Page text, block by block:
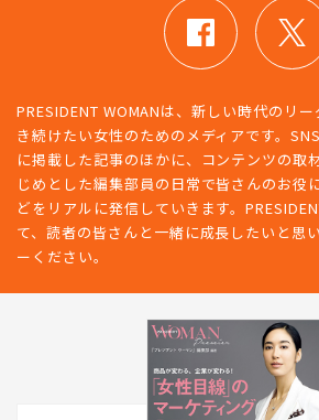
PRESIDENT WOMANは、新しい時代のリ
き続けたい女性のためのメディアです。
に掲載した記事のほかに、コンテンツの取
じめとした編集部員の日常で皆さんのお役
どをリアルに発信していきます。
て、読者の皆さんと一緒に成長したいと思
ーください。